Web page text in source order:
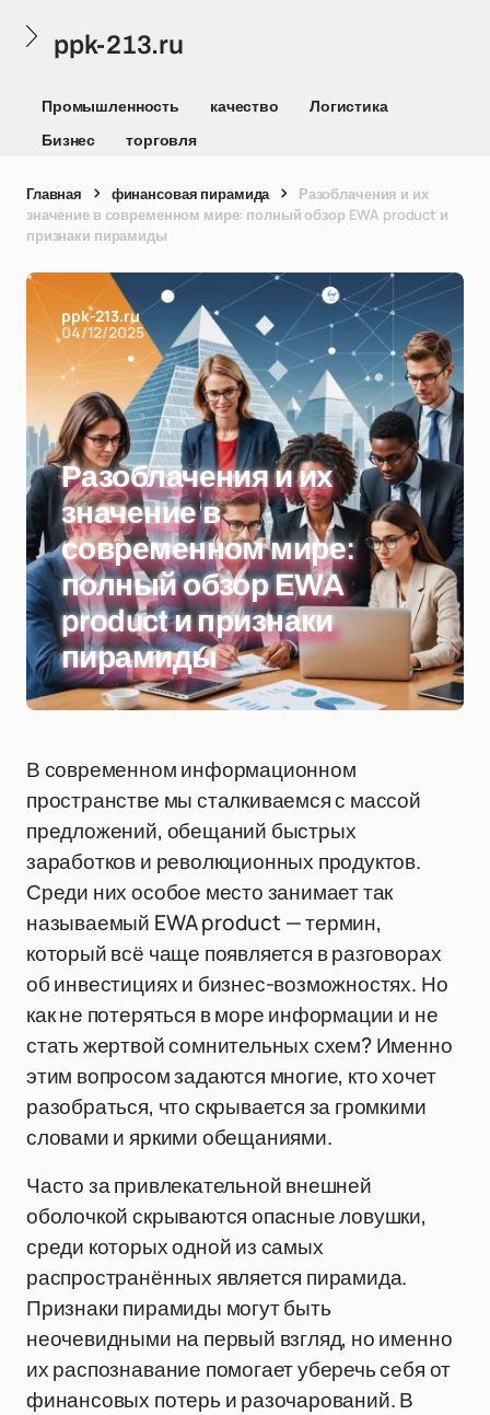
ppk-213.ru
Промышленность качество
Логистика
Бизнес
торговля
Главная финансовая пирамида
Разоблачения и их
значение в современном мире: полный обзор EWA product и
признаки пирамиды
ppk-213.ru
04/12/2025
Разоблачения и их
значение в
современном мире:
полный обзор EWA
product и признаки
пирамиды
В современном информационном
пространстве мы сталкиваемся с массой
предложений, обещаний быстрых
заработков и революционных продуктов.
Среди них особое место занимает так
называемый EWA product — термин,
который всё чаще появляется в разговорах
об инвестициях и бизнес-возможностях. Но
как не потеряться в море информации и не
стать жертвой сомнительных схем? Именно
этим вопросом задаются многие, кто хочет
разобраться, что скрывается за громкими
словами и яркими обещаниями.
Часто за привлекательной внешней
оболочкой скрываются опасные ловушки,
среди которых одной из самых
распространённых является пирамида.
Признаки пирамиды могут быть
неочевидными на первый взгляд, но именно
их распознавание помогает уберечь себя от
финансовых потерь и разочарований. В